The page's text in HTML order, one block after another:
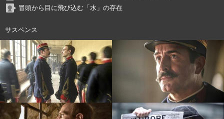
冒頭から目に飛び込む「水」の存在
サスペンス